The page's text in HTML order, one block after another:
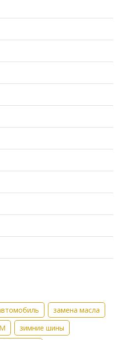
замена масла
зимние шины